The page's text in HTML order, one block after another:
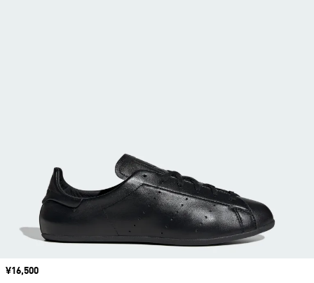
価格
¥16,500